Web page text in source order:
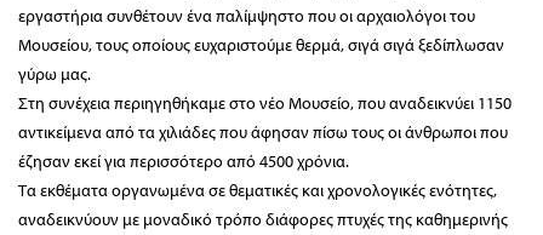
εργαστήρια συνθέτουν ένα παλίμψηστο που οι αρχαιολόγοι του
Μουσείου, τους οποίους ευχαριστούμε θερμά, σιγά σιγά ξεδίπλωσαν
γύρω μας.
Στη συνέχεια περιηγηθήκαμε στο νέο Μουσείο, που αναδεικνύει 1150
αντικείμενα από τα χιλιάδες που άφησαν πίσω τους οι άνθρωποι που
έζησαν εκεί για περισσότερο από 4500 χρόνια.
Τα εκθέματα οργανωμένα σε θεματικές και χρονολογικές ενότητες,
αναδεικνύουν με μοναδικό τρόπο διάφορες πτυχές της καθημερινής